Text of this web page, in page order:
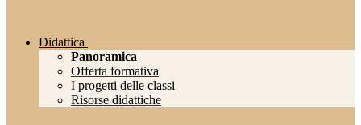
Didattica
Panoramica
Offerta formativa
I progetti delle classi
Risorse didattiche